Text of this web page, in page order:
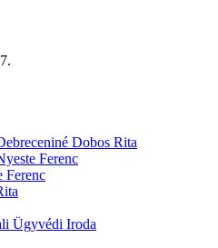
Dobos Rita
Ferenc
Ferenc
Ügyvédi Iroda